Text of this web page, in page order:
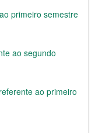
primeiro semestre
ao segundo
ao primeiro